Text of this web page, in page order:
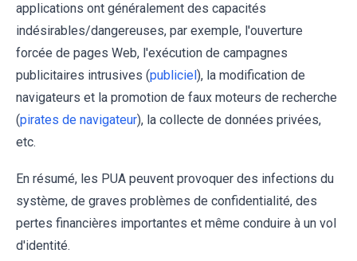
applications ont généralement des capacités
indésirables/dangereuses, par exemple, l'ouverture
forcée de pages Web, l'exécution de campagnes
publicitaires intrusives (publiciel ), la modification de
navigateurs et la promotion de faux moteurs de recherche
(pirates de navigateur), la collecte de données privées,
etc.
En résumé, les PUA peuvent provoquer des infections du
système, de graves problèmes de confidentialité, des
pertes financières importantes et même conduire à un vol
d'identité.